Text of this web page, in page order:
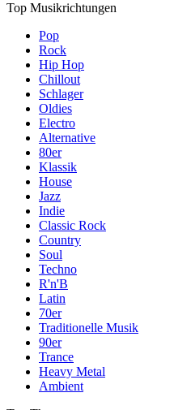
Top Musikrichtungen
Pop
Rock
Hip Hop
Chillout
Schlager
Oldies
Electro
Alternative
80er
Klassik
House
Jazz
Indie
Classic Rock
Country
Soul
Techno
R'n'B
Latin
70er
Traditionelle Musik
90er
Trance
Heavy Metal
Ambient